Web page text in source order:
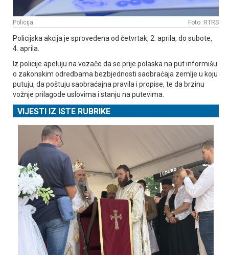
Policija Foto: RTRS
Policijska akcija je sprovedena od četvrtak, 2. aprila, do subote,
4. aprila.
Iz policije apeluju na vozače da se prije polaska na put informišu
o zakonskim odredbama bezbjednosti saobraćaja zemlje u koju
putuju, da poštuju saobraćajna pravila i propise, te da brzinu
vožnje prilagode uslovima i stanju na putevima.
VIJESTI IZ ISTE RUBRIKE